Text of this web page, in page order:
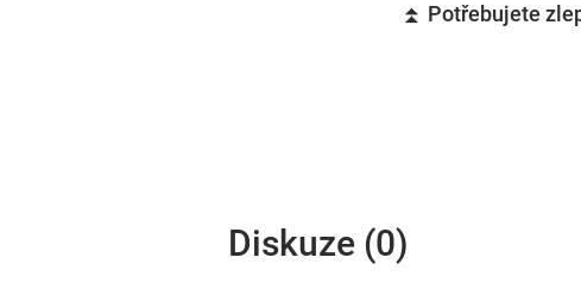
⏫ Potřebujete
Diskuze (0)